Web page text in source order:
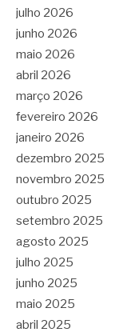
julho 2026
junho 2026
maio 2026
abril 2026
março 2026
fevereiro 2026
janeiro 2026
dezembro 2025
novembro 2025
outubro 2025
setembro 2025
agosto 2025
julho 2025
junho 2025
maio 2025
abril 2025